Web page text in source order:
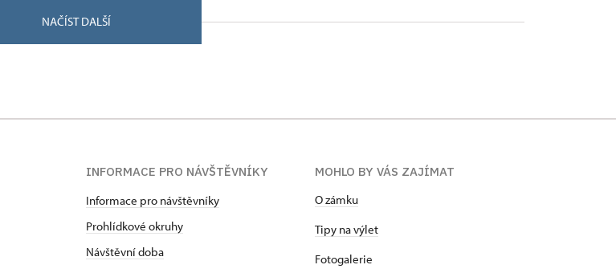
NAČÍST DALŠÍ
INFORMACE PRO NÁVŠTĚVNÍKY
Informace pro návštěvníky
Prohlídkové okruhy
Návštěvní doba
MOHLO BY VÁS ZAJÍMAT
O zámku
Tipy na výlet
Fotogalerie